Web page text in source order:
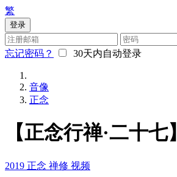
繁
登录
忘记密码？ 30天内自动登录
音像
正念
【正念行禅·二十七】
2019 正念 禅修 视频